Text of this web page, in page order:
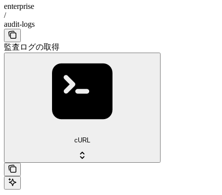
enterprise
/
audit-logs
監査ログの取得
cURL